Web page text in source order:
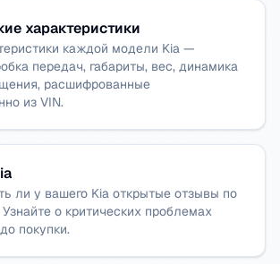
характеристики
каждой модели Kia —
передач, габариты, вес, динамика
расшифрованные
из VIN.
ли у вашего Kia открытые отзывы по
о критических проблемах
покупки.